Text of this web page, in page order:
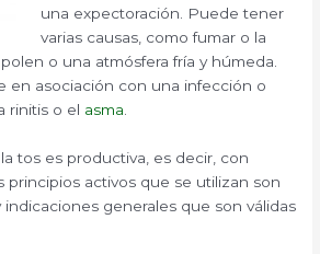
una expectoración. Puede tener
varias causas, como fumar o la
o una atmósfera fría y húmeda.
en asociación con una infección o
rinitis o el asma.
tos es productiva, es decir, con
principios activos que se utilizan son
generales que son válidas